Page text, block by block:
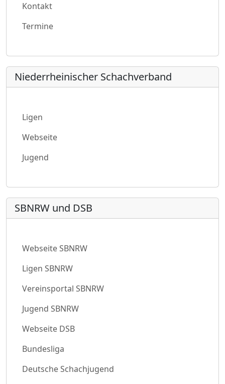
Kontakt
Termine
Niederrheinischer Schachverband
Ligen
Webseite
Jugend
SBNRW und DSB
Webseite SBNRW
Ligen SBNRW
Vereinsportal SBNRW
Jugend SBNRW
Webseite DSB
Bundesliga
Deutsche Schachjugend